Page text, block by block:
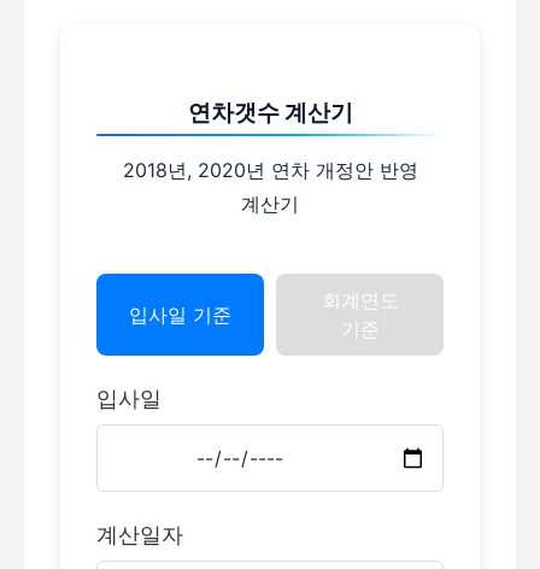
연차갯수 계산기
2018년, 2020년 연차 개정안 반영
계산기
입사일 기준
회계연도
기준
입사일
계산일자